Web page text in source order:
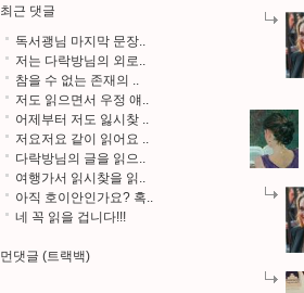
최근 댓글
독서괭님 마지막 문장..
저는 다락방님의 외로..
참을 수 없는 존재의 ..
저도 읽으면서 우정 얘..
어제부터 저도 잃시찾 ..
저요저요 같이 읽어요 ..
다락방님의 글을 읽으..
여행가서 읽시찾을 읽..
아직 호이안인가요? 혹..
네 꼭 읽을 겁니다!!!
먼댓글 (트랙백)